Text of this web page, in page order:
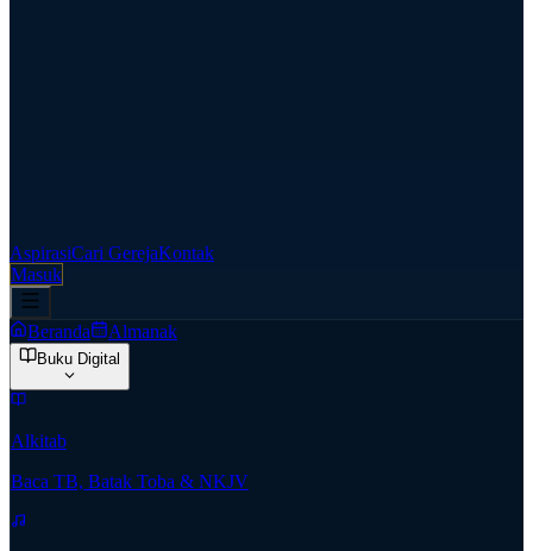
AspirasiCari GerejaKontak
Masuk
Beranda Almanak
Buku Digital
Alkitab
Baca TB, Batak Toba & NKJV